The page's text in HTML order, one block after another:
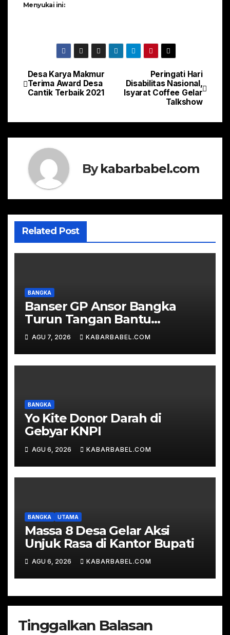
Menyukai ini:
Navigasi
pos
Peringati Hari
Disabilitas Nasional,
Isyarat Coffee Gelar
Talkshow
Desa Karya Makmur
Terima Award Desa
Cantik Terbaik 2021
Bykabarbabel.com
Related Post
BANGKA
Banser GP Ansor Bangka
Turun Tangan Bantu
Padamkan Karhutla di Hutan
Desa Mapur
AGU 7, 2026 KABARBABEL.COM
BANGKA
Yo Kite Donor Darah di
Gebyar KNPI
AGU 6, 2026 KABARBABEL.COM
BANGKA UTAMA
Massa 8 Desa Gelar Aksi
Unjuk Rasa di Kantor Bupati
AGU 6, 2026 KABARBABEL.COM
Tinggalkan Balasan